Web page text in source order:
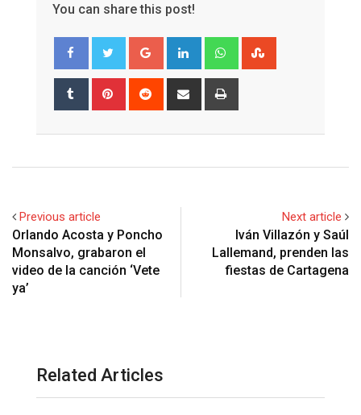
You can share this post!
Google+ LinkedIn Whatsapp
Tumblr Pinterest Reddit
Share
Previous article
Orlando Acosta y Poncho
Monsalvo, grabaron el
video de la canción ‘Vete
ya’
Next article
Iván Villazón y Saúl
Lallemand, prenden las
fiestas de Cartagena
Related Articles